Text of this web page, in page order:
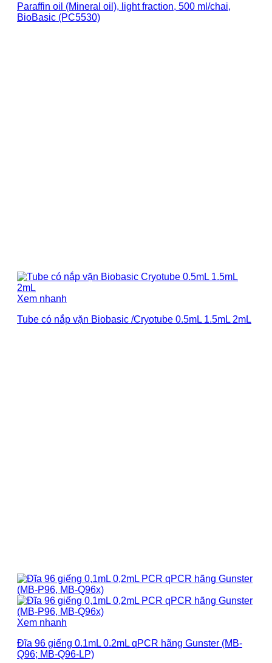
Paraffin oil (Mineral oil), light fraction, 500 ml/chai,
BioBasic (PC5530)
Xem nhanh
Tube có nắp vặn Biobasic /Cryotube 0.5mL 1.5mL 2mL
Xem nhanh
Đĩa 96 giếng 0.1mL 0.2mL qPCR hãng Gunster (MB-
Q96; MB-Q96-LP)